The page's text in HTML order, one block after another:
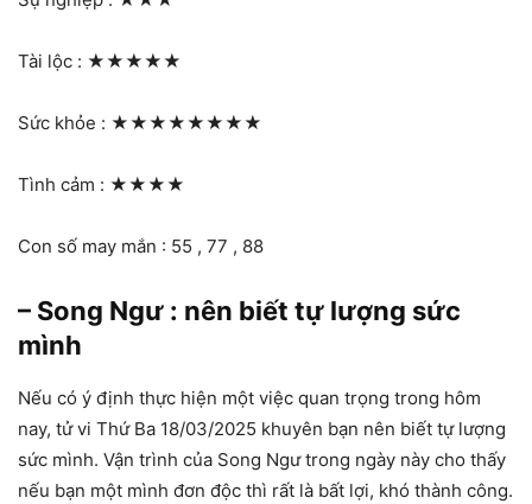
Tài lộc : ★★★★★
Sức khỏe : ★★★★★★★★
Tình cảm : ★★★★
Con số may mắn : 55 , 77 , 88
– Song Ngư : nên biết tự lượng sức
mình
Nếu có ý định thực hiện một việc quan trọng trong hôm
nay, tử vi Thứ Ba 18/03/2025 khuyên bạn nên biết tự lượng
sức mình. Vận trình của Song Ngư trong ngày này cho thấy
nếu bạn một mình đơn độc thì rất là bất lợi, khó thành công.